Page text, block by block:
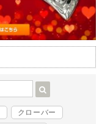
クローバー